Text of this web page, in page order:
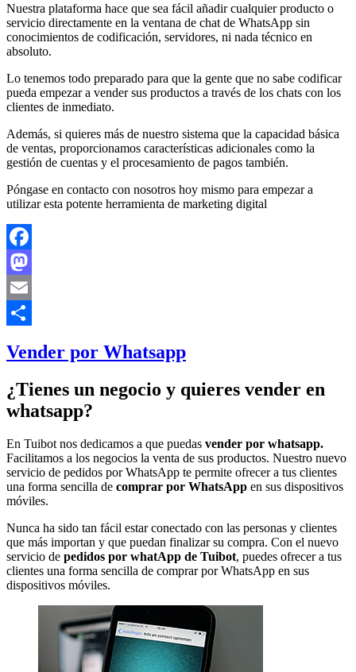
Nuestra plataforma hace que sea fácil añadir cualquier producto o
servicio directamente en la ventana de chat de WhatsApp sin
conocimientos de codificación, servidores, ni nada técnico en
absoluto.
Lo tenemos todo preparado para que la gente que no sabe codificar
pueda empezar a vender sus productos a través de los chats con los
clientes de inmediato.
Además, si quieres más de nuestro sistema que la capacidad básica
de ventas, proporcionamos características adicionales como la
gestión de cuentas y el procesamiento de pagos también.
Póngase en contacto con nosotros hoy mismo para empezar a
utilizar esta potente herramienta de marketing digital
Facebook
Mastodon
Email
Vender por Whatsapp
¿Tienes un negocio y quieres vender en
whatsapp?
En Tuibot nos dedicamos a que puedas vender por whatsapp.
Facilitamos a los negocios la venta de sus productos. Nuestro nuevo
servicio de pedidos por WhatsApp te permite ofrecer a tus clientes
una forma sencilla de comprar por WhatsApp en sus dispositivos
móviles.
Nunca ha sido tan fácil estar conectado con las personas y clientes
que más importan y que puedan finalizar su compra. Con el nuevo
servicio de pedidos por whatApp de Tuibot, puedes ofrecer a tus
clientes una forma sencilla de comprar por WhatsApp en sus
dispositivos móviles.